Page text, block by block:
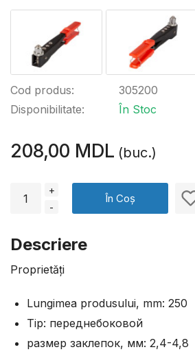
Cod produs:
Disponibilitate:
305200
În Stoc
208,00 MDL (buc.)
+
-
În Coș
Descriere
Proprietăți
Lungimea produsului, mm: 250
Tip: переднебоковой
размер заклепок, мм: 2,4-4,8